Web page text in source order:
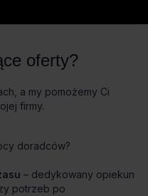
oferty?
a my pomożemy Ci
firmy.
doradców?
– dedykowany opiekun
potrzeb po